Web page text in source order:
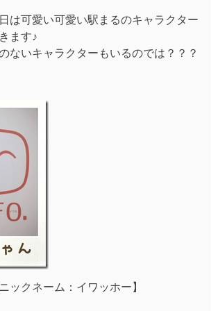
は可愛い可愛い駅まるのキャラクター
ます♪
ないキャラクターもいるのでは？？？
ニックネーム：イワッホー】